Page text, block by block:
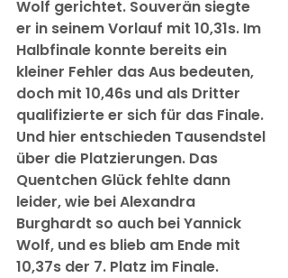
Wolf gerichtet. Souverän siegte
er in seinem Vorlauf mit 10,31s. Im
Halbfinale konnte bereits ein
kleiner Fehler das Aus bedeuten,
doch mit 10,46s und als Dritter
qualifizierte er sich für das Finale.
Und hier entschieden Tausendstel
über die Platzierungen. Das
Quentchen Glück fehlte dann
leider, wie bei Alexandra
Burghardt so auch bei Yannick
Wolf, und es blieb am Ende mit
10,37s der 7. Platz im Finale.